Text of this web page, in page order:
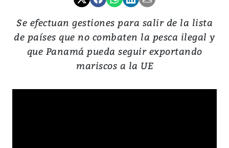
Se efectuan gestiones para salir de la lista
de países que no combaten la pesca ilegal y
que Panamá pueda seguir exportando
mariscos a la UE